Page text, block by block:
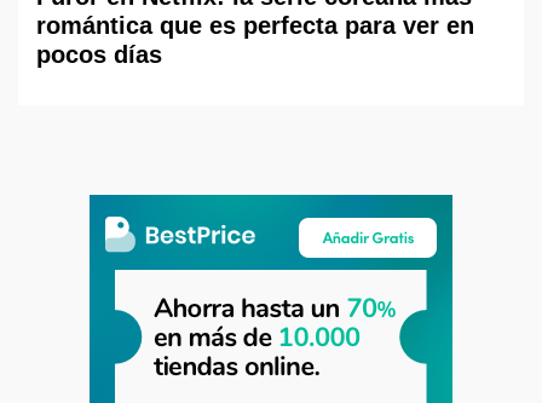
romántica que es perfecta para ver en
pocos días